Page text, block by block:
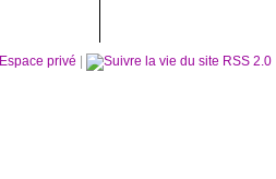
Espace privé RSS 2.0